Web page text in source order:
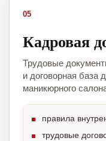
05
Кадровая
Трудовые
и договорная база
маникюрного
правила
трудовые